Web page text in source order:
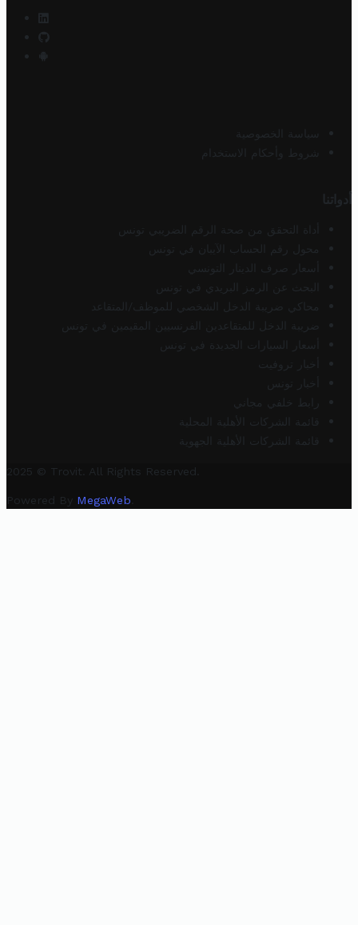
سياسة الخصوصية
شروط وأحكام الاستخدام
أدواتنا
أداة التحقق من صحة الرقم الضريبي تونس
محول رقم الحساب الآيبان في تونس
أسعار صرف الدينار التونسي
البحث عن الرمز البريدي في تونس
محاكي ضريبة الدخل الشخصي للموظف/المتقاعد
ضريبة الدخل للمتقاعدين الفرنسيين المقيمين في تونس
أسعار السيارات الجديدة في تونس
أخبار تروفيت
أخبار تونس
رابط خلفي مجاني
قائمة الشركات الأهلية المحلية
قائمة الشركات الأهلية الجهوية
2025 © Trovit. All Rights Reserved.
Powered By MegaWeb